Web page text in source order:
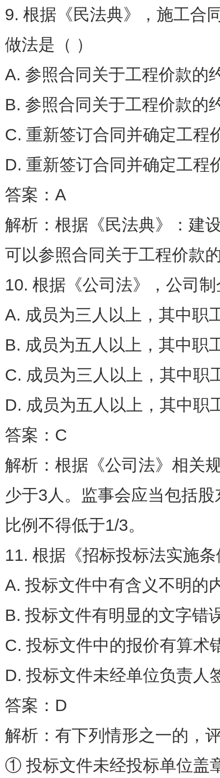
9. 根据《民法典》，施工合
做法是（ ）
A. 参照合同关于工程价
B. 参照合同关于工程价
C. 重新签订合同并确定
D. 重新签订合同并确定工程
答案：A
解析：根据《民法典》：建
可以参照合同关于工程价款
10. 根据《公司法》，公司
A. 成员为三人以上，其
B. 成员为五人以上，其
C. 成员为三人以上，其
D. 成员为五人以上，其中职
答案：C
解析：根据《公司法》相关
少于3人。监事会应当包括
比例不得低于1/3。
11. 根据《招标投标法实施
A. 投标文件中有含义不
B. 投标文件有明显的文
C. 投标文件中的报价有
D. 投标文件未经单位负责人
答案：D
解析：有下列情形之一的
① 投标文件未经投标单位